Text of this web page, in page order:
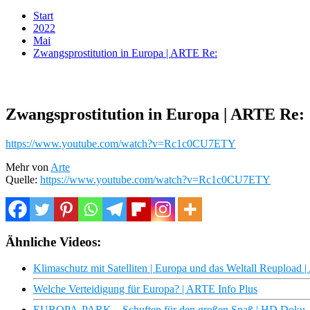
Start
2022
Mai
Zwangsprostitution in Europa | ARTE Re:
Zwangsprostitution in Europa | ARTE Re:
https://www.youtube.com/watch?v=Rc1c0CU7ETY
Mehr von Arte
Quelle: https://www.youtube.com/watch?v=Rc1c0CU7ETY
Ähnliche Videos:
Klimaschutz mit Satelliten | Europa und das Weltall Reupload
Welche Verteidigung für Europa? | ARTE Info Plus